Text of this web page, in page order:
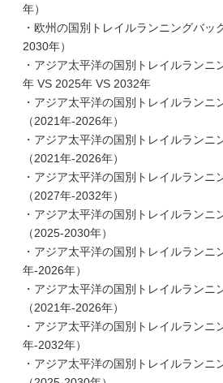
年）
・欧州の国別トレイルランニングバッ
2030年）
・アジア太平洋の国別トレイルランニ
年 VS 2025年 VS 2032年
・アジア太平洋の国別トレイルランニ
（2021年-2026年）
・アジア太平洋の国別トレイルランニ
（2021年-2026年）
・アジア太平洋の国別トレイルランニ
（2027年-2032年）
・アジア太平洋の国別トレイルランニ
（2025-2030年）
・アジア太平洋の国別トレイルランニ
年-2026年）
・アジア太平洋の国別トレイルランニ
（2021年-2026年）
・アジア太平洋の国別トレイルランニ
年-2032年）
・アジア太平洋の国別トレイルランニ